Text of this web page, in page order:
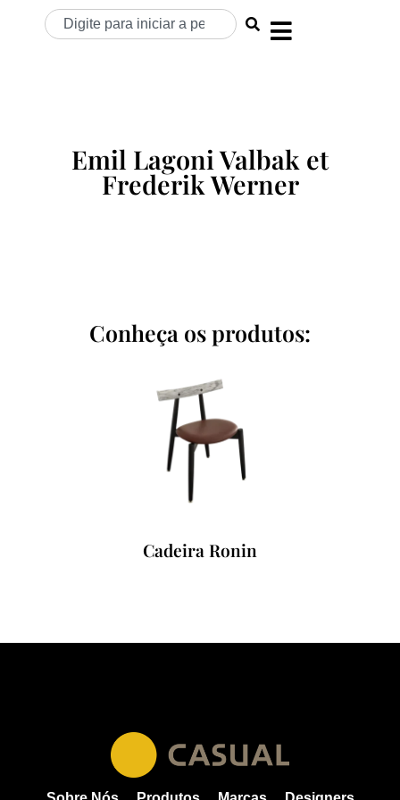
Emil Lagoni Valbak et
Frederik Werner
Conheça os produtos:
Cadeira Ronin